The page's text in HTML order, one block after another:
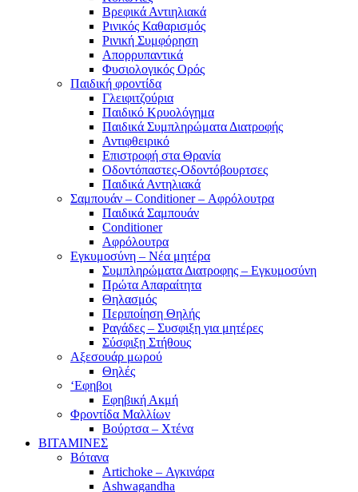
Βρεφικά Αντιηλιακά
Ρινικός Καθαρισμός
Ρινική Συμφόρηση
Απορρυπαντικά
Φυσιολογικός Ορός
Παιδική φροντίδα
Γλειφιτζούρια
Παιδικό Κρυολόγημα
Παιδικά Συμπληρώματα Διατροφής
Αντιφθειρικό
Επιστροφή στα Θρανία
Οδοντόπαστες-Οδοντόβουρτσες
Παιδικά Αντηλιακά
Σαμπουάν – Conditioner – Αφρόλουτρα
Παιδικά Σαμπουάν
Conditioner
Αφρόλουτρα
Εγκυμοσύνη – Νέα μητέρα
Συμπληρώματα Διατροφης – Εγκυμοσύνη
Πρώτα Απαραίτητα
Θηλασμός
Περιποίηση Θηλής
Ραγάδες – Συσφιξη για μητέρες
Σύσφιξη Στήθους
Αξεσουάρ μωρού
Θηλές
‘Εφηβοι
Εφηβική Ακμή
Φροντίδα Μαλλίων
Βούρτσα – Χτένα
ΒΙΤΑΜΙΝΕΣ
Βότανα
Artichoke – Αγκινάρα
Ashwagandha